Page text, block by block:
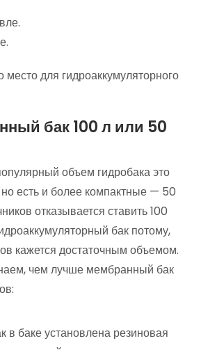
место для гидроаккумуляторного
бак 100 л или 50
объем гидробака это
но есть и более компактные — 50
отказывается ставить 100
бак потому,
кажется достаточным объемом.
чем лучше мембранный бак
в баке установлена резиновая